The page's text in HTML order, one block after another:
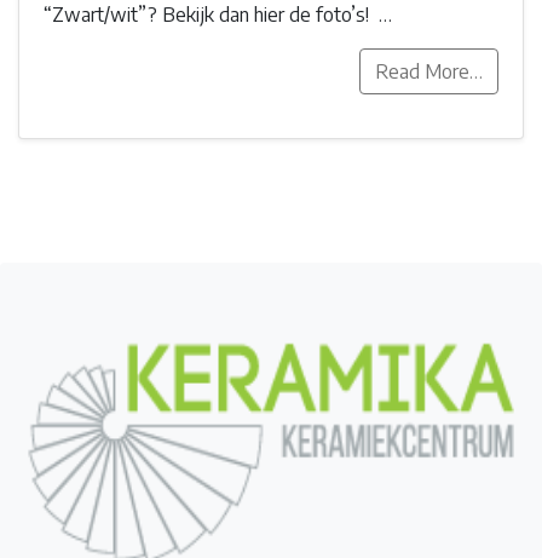
“Zwart/wit”? Bekijk dan hier de foto’s! …
Read More…